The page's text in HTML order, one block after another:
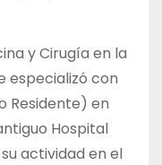
y Cirugía en la
especializó con
Residente) en
Hospital
actividad en el